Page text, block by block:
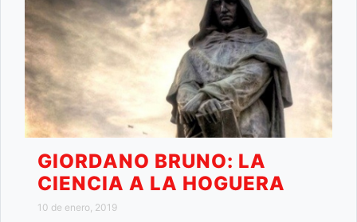
GIORDANO BRUNO: LA
CIENCIA A LA HOGUERA
10 de enero, 2019